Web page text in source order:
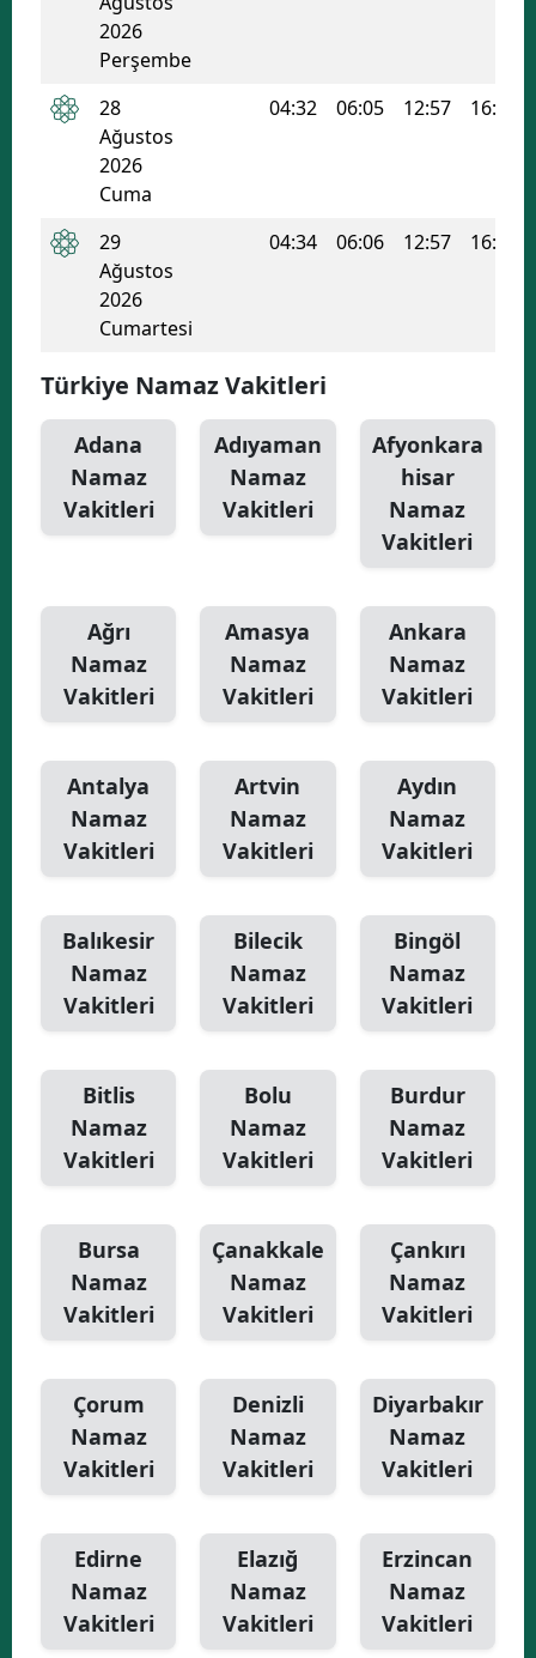
Karaman
Bartın
Ardahan
Iğdır
Karabük
Düzce
2026
Perşembe
28
Ağustos
2026
Cuma
04:32 06:05 12:57 16:40
29
Ağustos
2026
Cumartesi
04:34 06:06 12:57 16:39
Türkiye Namaz Vakitleri
Adana
Namaz
Vakitleri
Adıyaman
Namaz
Vakitleri
Afyonkara
hisar
Namaz
Vakitleri
Ağrı
Namaz
Vakitleri
Amasya
Namaz
Vakitleri
Ankara
Namaz
Vakitleri
Antalya
Namaz
Vakitleri
Artvin
Namaz
Vakitleri
Aydın
Namaz
Vakitleri
Balıkesir
Namaz
Vakitleri
Bilecik
Namaz
Vakitleri
Bingöl
Namaz
Vakitleri
Bitlis
Namaz
Vakitleri
Bolu
Namaz
Vakitleri
Burdur
Namaz
Vakitleri
Bursa
Namaz
Vakitleri
Çanakkale
Namaz
Vakitleri
Çankırı
Namaz
Vakitleri
Çorum
Namaz
Vakitleri
Denizli
Namaz
Vakitleri
Diyarbakır
Namaz
Vakitleri
Edirne
Namaz
Vakitleri
Elazığ
Namaz
Vakitleri
Erzincan
Namaz
Vakitleri